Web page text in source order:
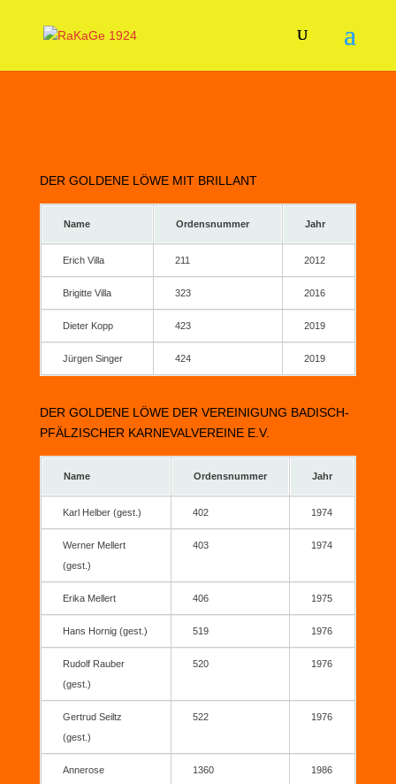
DER GOLDENE LÖWE MIT BRILLANT
Name Ordensnummer Jahr
Erich Villa 211 2012
Brigitte Villa 323 2016
Dieter Kopp 423 2019
Jürgen Singer 424 2019
DER GOLDENE LÖWE DER VEREINIGUNG BADISCH-
PFÄLZISCHER KARNEVALVEREINE E.V.
Name Ordensnummer Jahr
Karl Helber (gest.) 402 1974
Werner Mellert
(gest.)
403 1974
Erika Mellert 406 1975
Hans Hornig (gest.) 519 1976
Rudolf Rauber
(gest.)
520 1976
Gertrud Seiltz
(gest.)
522 1976
Annerose
1360 1986